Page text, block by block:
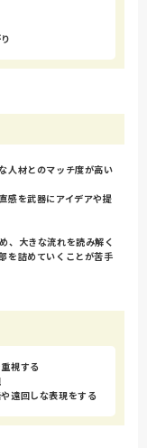
人材とのマッチ度が高い
感を武器にアイデアや提
、大きな流れを読み解く
を詰めていくことが苦手
視する
遠回しな表現をする